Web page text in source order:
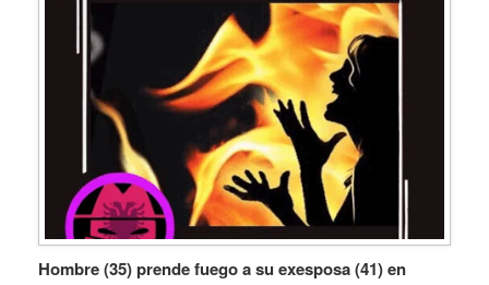
Hombre (35) prende fuego a su exesposa (41) en